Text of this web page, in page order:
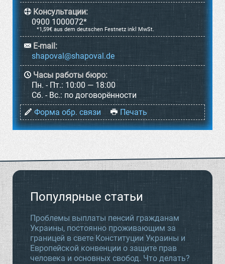
Консультации:
0900 1000072*
*1,59€ aus dem deutschen Festnetz inkl MwSt.
E-mail:
Часы работы бюро:
Пн. - Пт.: 10:00 — 18:00
Cб. - Вс.: по договорённости
Форма обр. связи
Печать
Популярные статьи
Проблемы выплаты пенсий гражданам
Украины, постоянно проживающим за
границей в свете Конституции Украины и
Европейской конвенции о защите прав
человека и основных свобод. Что делать?